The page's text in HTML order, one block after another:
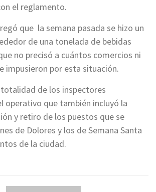
el reglamento.
que la semana pasada se hizo un
de una tonelada de bebidas
no precisó a cuántos comercios ni
impusieron por esta situación.
de los inspectores
operativo que también incluyó la
y retiro de los puestos que se
de Dolores y los de Semana Santa
de la ciudad.